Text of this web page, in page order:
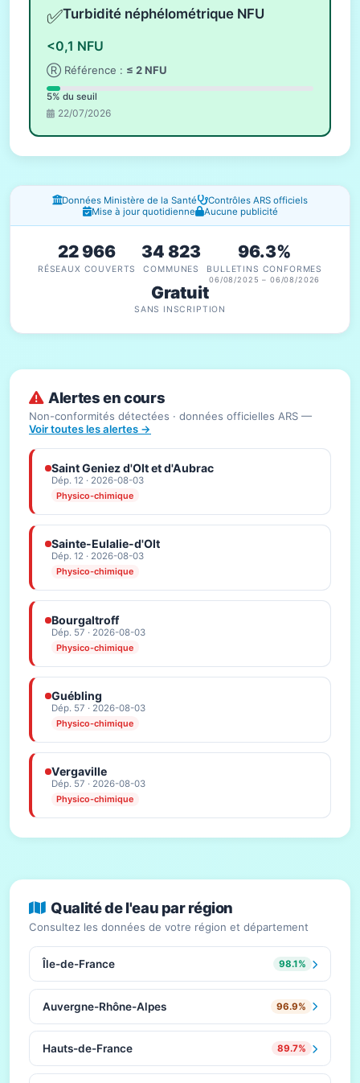
✅Turbidité néphélométrique NFU
<0,1 NFU
Ⓡ Référence : ≤ 2 NFU
5% du seuil
22/07/2026
Fenêtres d'information
Données Ministère de la Santé
Contrôles ARS officiels
Mise à jour quotidienne
Aucune publicité
22 966
RÉSEAUX COUVERTS
34 823
COMMUNES
96.3%
BULLETINS CONFORMES
06/08/2025 – 06/08/2026
Gratuit
SANS INSCRIPTION
Alertes en cours
Non-conformités détectées · données officielles ARS —
Voir toutes les alertes →
Saint Geniez d'Olt et d'Aubrac
Dép. 12 · 2026-08-03
Physico-chimique
Sainte-Eulalie-d'Olt
Dép. 12 · 2026-08-03
Physico-chimique
Bourgaltroff
Dép. 57 · 2026-08-03
Physico-chimique
Guébling
Dép. 57 · 2026-08-03
Physico-chimique
Vergaville
Dép. 57 · 2026-08-03
Physico-chimique
Qualité de l'eau par région
Consultez les données de votre région et département
Île-de-France 98.1%
Auvergne-Rhône-Alpes 96.9%
Hauts-de-France 89.7%